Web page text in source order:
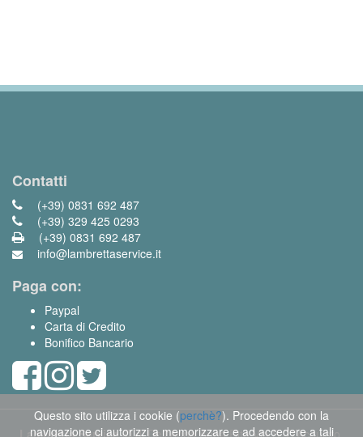
Contatti
(+39) 0831 692 487
(+39) 329 425 0293
(+39) 0831 692 487
info@lambrettaservice.it
Paga con:
Paypal
Carta di Credito
Bonifico Bancario
Lambretta Service di Dell'Anna Anna Rita Via S. D'Acquisto,
Questo sito utilizza i cookie (perchè?). Procedendo con la
navigazione ci autorizzi a memorizzare e ad accedere a tali